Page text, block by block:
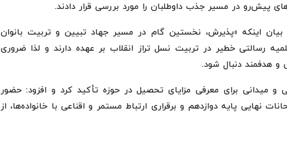
در مسیر جذب داوطلبان را مورد بررسی قرار دادند.
اینکه «پذیرش، نخستین گام در مسیر جهاد تبیین و تربیت بانوان
رسالتی خطیر در تربیت نسل تراز انقلاب بر عهده دارند و لذا ضروری
و هدفمند دنبال شود.
و میدانی برای معرفی مزایای تحصیل در حوزه تأکید کرد و افزود: حضور
نهایی پایه دوازدهم و برقراری ارتباط مستمر و اقناعی با خانواده‌ها، از